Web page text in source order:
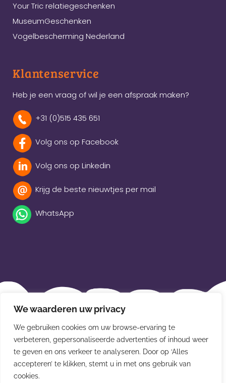
We waarderen uw privacy
We gebruiken cookies om uw browse-ervaring te
verbeteren, gepersonaliseerde advertenties of inhoud weer
te geven en ons verkeer te analyseren. Door op ‘Alles
accepteren’ te klikken, stemt u in met ons gebruik van
cookies.
Your Tric relatiegeschenken
MuseumGeschenken
Vogelbescherming Nederland
Klantenservice
Heb je een vraag of wil je een afspraak maken?
+31 (0)515 435 651
Volg ons op Facebook
Volg ons op Linkedin
Krijg de beste nieuwtjes per mail
WhatsApp
Beleidsverklaring
Privacybeleid
Disclaimer
Leveringsvoorwaarden
© Van der Meulen Souvenirs en kaarten 2026